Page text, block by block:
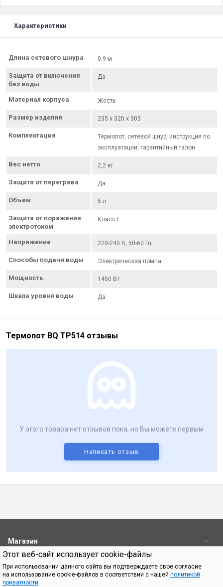
Этот веб-сайт использует cookie-файлы.
При использовании данного сайта вы подтверждаете свое согласие
на использование cookie-файлов в соответствии с нашей политикой
приватности.
Характеристики
Длина сетевого шнура 0.9 м
Защита от включения
без воды
Да
Материал корпуса Жесть
Размер изделия 235 x 320 x 305
Комплектация
Термопот, сетевой шнур, инструкция по
эксплуатации, гарантийный талон
Вес нетто 2,2 кг
Защита от перегрева Да
Объем 5 л
Защита от поражения
электротоком
Класс I
Напряжение 220-240 В, 50-60 Гц
Способы подачи воды Электрическая помпа
Мощность 1450 Вт
Шкала уровня воды Да
Термопот BQ TP514 отзывы
У этого товара нет отзывов пока, но Вы можете первым
Написать отзыв
Магазин
Контакты